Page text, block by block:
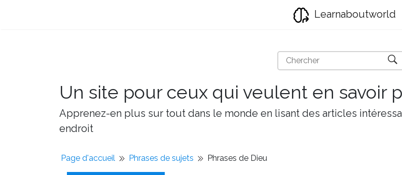
Learnaboutworld
Un site pour ceux qui veulent en savoir
Apprenez-en plus sur tout dans le monde en lisant des articles
endroit
Page d'accueil Phrases de sujets Phrases de Dieu